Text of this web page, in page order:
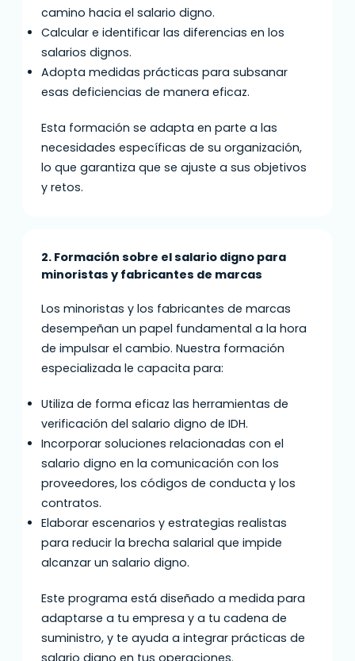
camino hacia el salario digno.
Calcular e identificar las diferencias en los
salarios dignos.
Adopta medidas prácticas para subsanar
esas deficiencias de manera eficaz.
Esta formación se adapta en parte a las
necesidades específicas de su organización,
lo que garantiza que se ajuste a sus objetivos
y retos.
2. Formación sobre el salario digno para
minoristas y fabricantes de marcas
Los minoristas y los fabricantes de marcas
desempeñan un papel fundamental a la hora
de impulsar el cambio. Nuestra formación
especializada le capacita para:
Utiliza de forma eficaz las herramientas de
verificación del salario digno de IDH.
Incorporar soluciones relacionadas con el
salario digno en la comunicación con los
proveedores, los códigos de conducta y los
contratos.
Elaborar escenarios y estrategias realistas
para reducir la brecha salarial que impide
alcanzar un salario digno.
Este programa está diseñado a medida para
adaptarse a tu empresa y a tu cadena de
suministro, y te ayuda a integrar prácticas de
salario digno en tus operaciones.